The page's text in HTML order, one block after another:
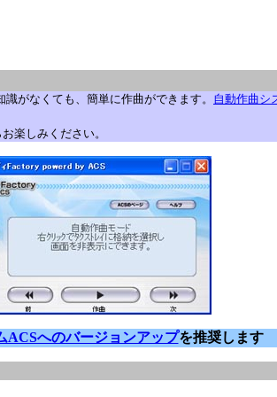
がなくても、簡単に作曲ができます。 自動作曲シ
楽しみください。
ACSへのバージョンアップを推奨します